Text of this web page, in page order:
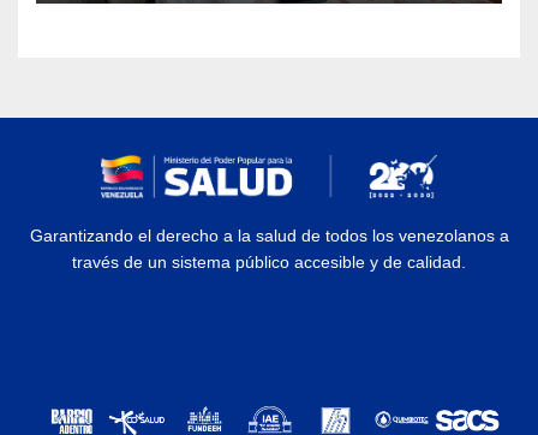
Garantizando el derecho a la salud de todos los venezolanos a
través de un sistema público accesible y de calidad.